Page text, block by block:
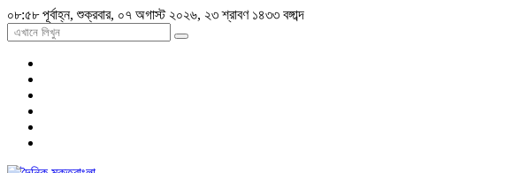
০৮:৫৮ পূর্বাহ্ন, শুক্রবার, ০৭ অগাস্ট ২০২৬, ২৩ শ্রাবণ ১৪৩৩ বঙ্গাব্দ